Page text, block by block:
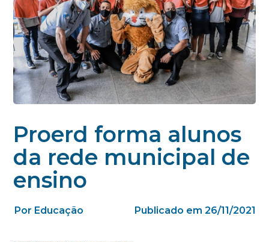
Proerd forma alunos
da rede municipal de
ensino
Por Educação Publicado em 26/11/2021